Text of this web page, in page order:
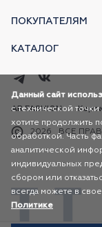
ПОКУПАТЕЛЯМ
КАТАЛОГ
2026 ВСЕ
AR FASHION
Данный сайт
с технической
хотите продолжить
обработкой. Часть
аналитической
индивидуальных
сбором или
всегда можете в
Политике